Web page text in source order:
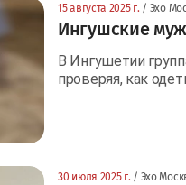
15 августа 2025 г. / Эхо
Ингушские
В Ингушетии
проверяя, как
30 июля 2025 г. / Эхо